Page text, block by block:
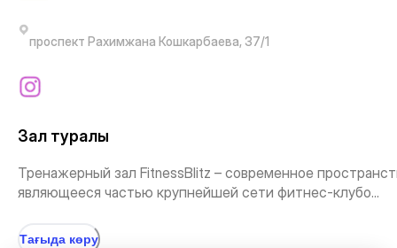
проспект Рахимжана Кошкарбаева, 37/1
Зал туралы
Тренажерный зал FitnessBlitz – современное
являющееся частью крупнейшей сети фитнес-клубо...
Тағыда көру